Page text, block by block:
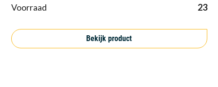
Voorraad
23
Bekijk product